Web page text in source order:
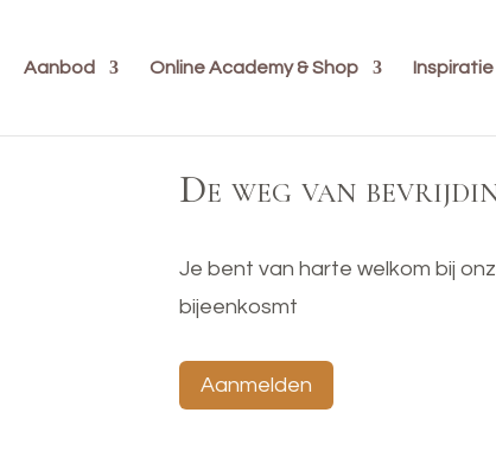
Aanbod Online Academy & Shop Inspiratie
De weg van
Je bent van harte welkom bij
bijeenkosmt
Aanmelden